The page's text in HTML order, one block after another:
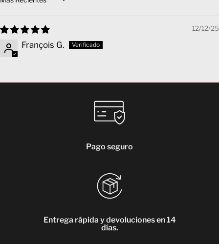
Sort by
12/12/25
François G.
Pago seguro
Entrega rápida y devoluciones en 14
días.